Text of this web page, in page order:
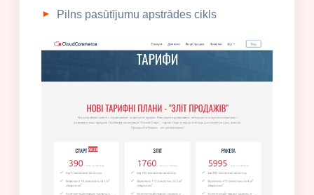
Pilns pasūtījumu apstrādes cikls